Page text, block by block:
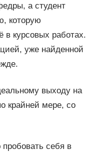
а студент
которую
в курсовых работах.
уже найденной
выходу на
крайней мере, со
себя в